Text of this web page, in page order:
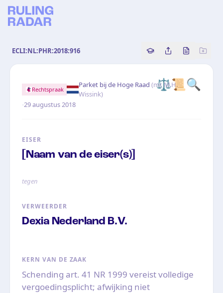
ECLI:NL:PHR:2018:916 Copy source
Share this
Bekijk
⚖️📜🔍
Rechtspraak
Parket bij de Hoge Raad (mr. M.H.
Wissink)
·29 augustus 2018
EISER
[Naam van de eiser(s)]
tegen
VERWEERDER
Dexia Nederland B.V.
KERN VAN DE ZAAK
Schending art. 41 NR 1999 vereist volledige
vergoedingsplicht; afwijking niet